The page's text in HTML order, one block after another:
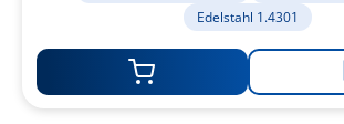
Edelstahl 1.4301